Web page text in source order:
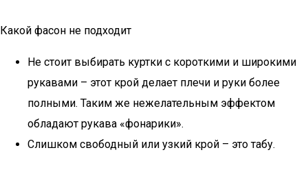
Какой фасон не подходит
Не стоит выбирать куртки с короткими и широкими
рукавами – этот крой делает плечи и руки более
полными. Таким же нежелательным эффектом
обладают рукава «фонарики».
Слишком свободный или узкий крой – это табу.